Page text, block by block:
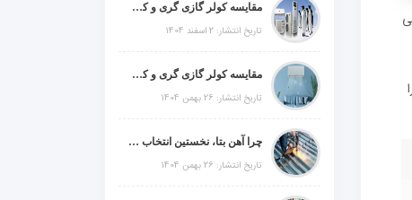
مقایسه کولر گازی گری و کریر و ال جی و جنرال گلد و هایسنس و مدیا و اجنرال
تاریخ انتشار: 2 اسفند 1404
مقایسه کولر گازی گری و کریر و ال جی و جنرال گلد و جنرال شکار و سامسونگ و یونیوا
تاریخ انتشار: 26 بهمن 1404
چرا آهن بتا، نخستین انتخاب برای گل میخ عرشه فولادی در ایران است؟
تاریخ انتشار: 26 بهمن 1404